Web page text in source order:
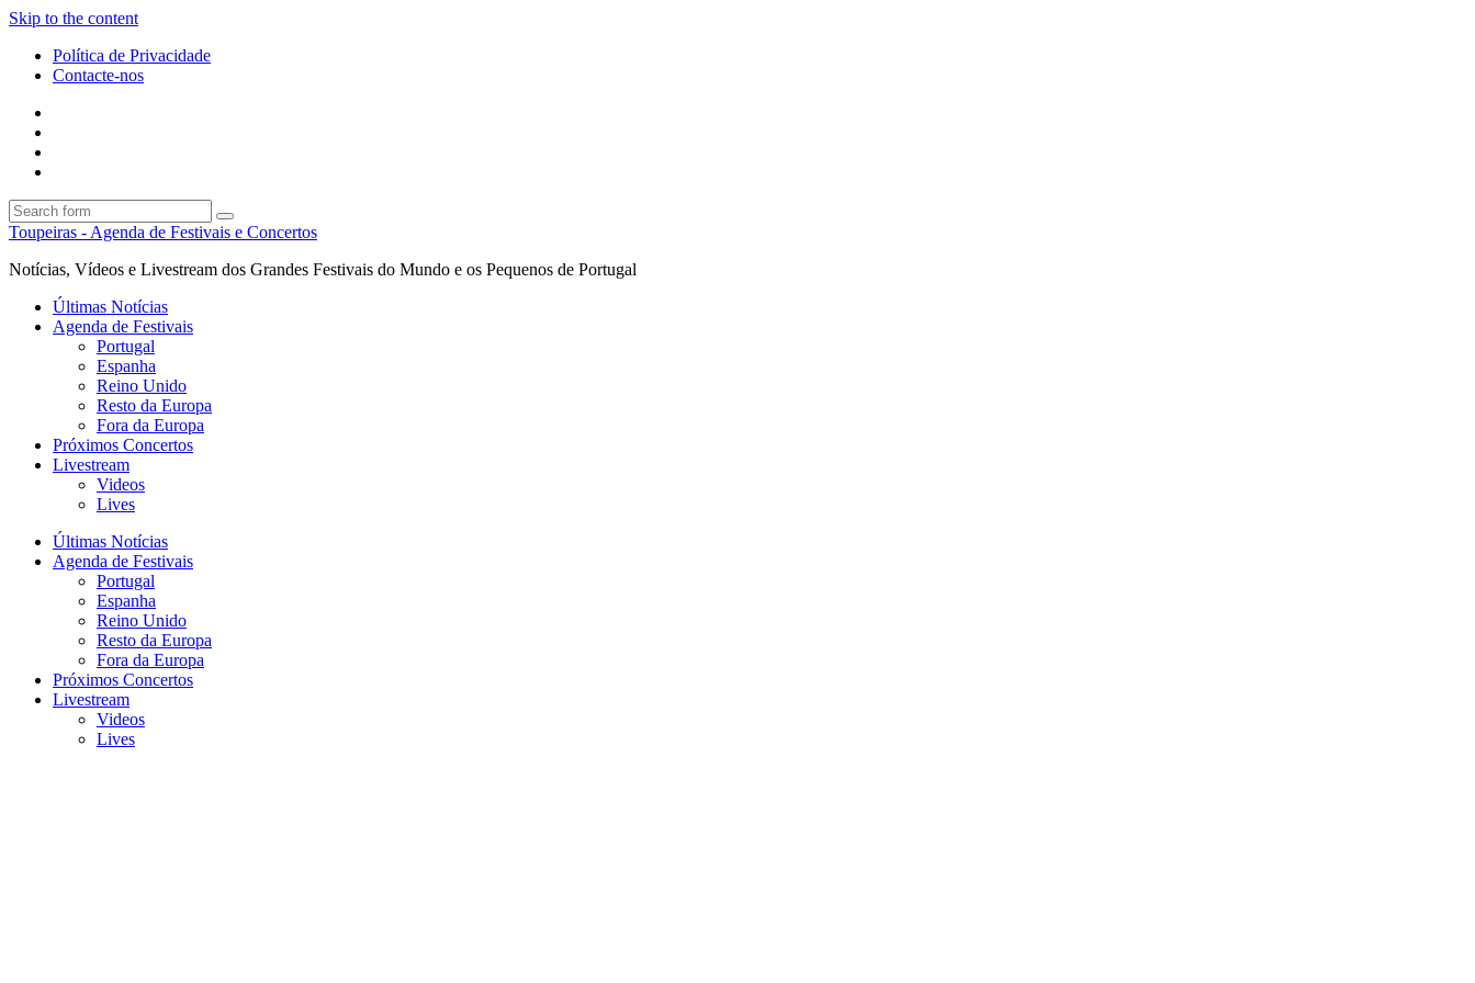
Skip to the content
Política de Privacidade
Contacte-nos
Search
Toupeiras - Agenda de Festivais e Concertos
Notícias, Vídeos e Livestream dos Grandes Festivais do Mundo e os Pequenos de Portugal
Últimas Notícias
Agenda de Festivais
Portugal
Espanha
Reino Unido
Resto da Europa
Fora da Europa
Próximos Concertos
Livestream
Videos
Lives
Últimas Notícias
Agenda de Festivais
Portugal
Espanha
Reino Unido
Resto da Europa
Fora da Europa
Próximos Concertos
Livestream
Videos
Lives